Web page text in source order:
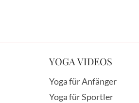
YOGA VIDEOS
Yoga für Anfänger
Yoga für Sportler